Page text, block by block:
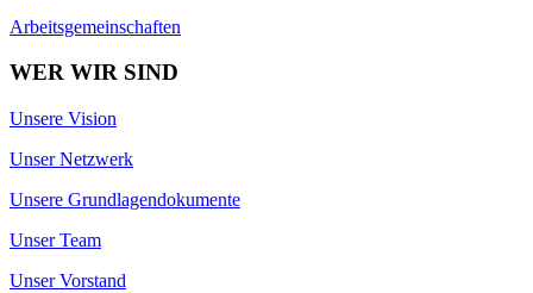
Arbeitsgemeinschaften
WER WIR SIND
Unsere Vision
Unser Netzwerk
Unsere Grundlagendokumente
Unser Team
Unser Vorstand